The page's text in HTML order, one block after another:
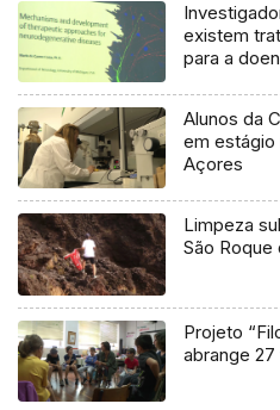
existem
para a
Alunos da
em estágio
Açores
Limpeza
São Roque
Projeto
abrange